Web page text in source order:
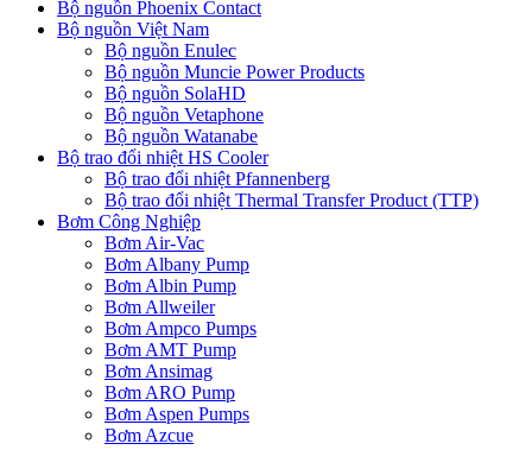
Bộ nguồn Phoenix Contact
Bộ nguồn Việt Nam
Bộ nguồn Enulec
Bộ nguồn Muncie Power Products
Bộ nguồn SolaHD
Bộ nguồn Vetaphone
Bộ nguồn Watanabe
Bộ trao đổi nhiệt HS Cooler
Bộ trao đổi nhiệt Pfannenberg
Bộ trao đổi nhiệt Thermal Transfer Product (TTP)
Bơm Công Nghiệp
Bơm Air-Vac
Bơm Albany Pump
Bơm Albin Pump
Bơm Allweiler
Bơm Ampco Pumps
Bơm AMT Pump
Bơm Ansimag
Bơm ARO Pump
Bơm Aspen Pumps
Bơm Azcue